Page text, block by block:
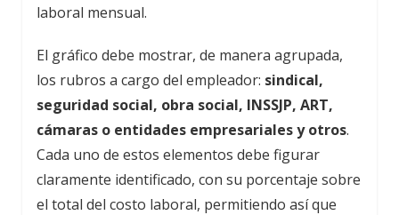
laboral mensual.
El gráfico debe mostrar, de manera agrupada,
los rubros a cargo del empleador: sindical,
seguridad social, obra social, INSSJP, ART,
cámaras o entidades empresariales y otros.
Cada uno de estos elementos debe figurar
claramente identificado, con su porcentaje sobre
el total del costo laboral, permitiendo así que